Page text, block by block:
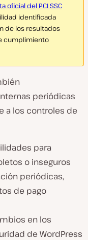
oficial del PCI SSC
identificada
de los resultados
cumplimiento
periódicas
a los controles de
para
o inseguros
periódicas,
de pago
en los
de WordPress